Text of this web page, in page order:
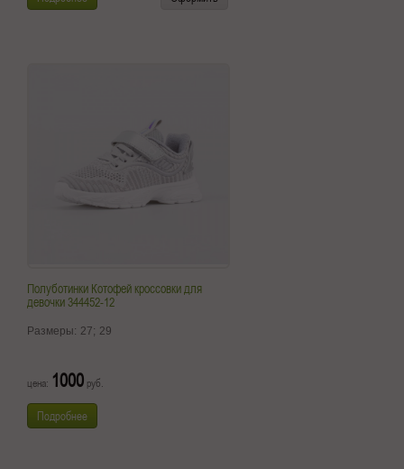
Полуботинки Котофей кроссовки для
девочки 344452-12
Размеры: 27; 29
цена: 1000 руб.
Подробнее